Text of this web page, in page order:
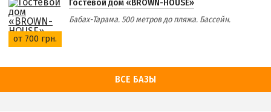
от 700 грн.
Гостевой дом «BROWN-HOUSE»
Бабах-Тарама. 500 метров до пляжа. Бассейн.
ВСЕ БАЗЫ